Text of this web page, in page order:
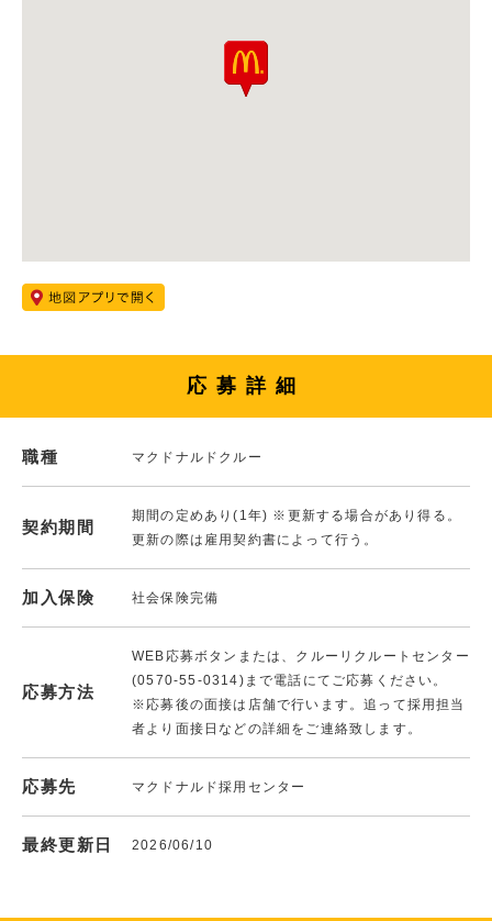
応募詳細
職種 マクドナルドクルー
契約期間
期間の定めあり(1年) ※更新する場合があり得る。
更新の際は雇用契約書によって行う。
加入保険 社会保険完備
応募方法
WEB応募ボタンまたは、クルーリクルートセンター
(0570-55-0314)まで電話にてご応募ください。
※応募後の面接は店舗で行います。追って採用担当
者より面接日などの詳細をご連絡致します。
応募先 マクドナルド採用センター
最終更新日 2026/06/10